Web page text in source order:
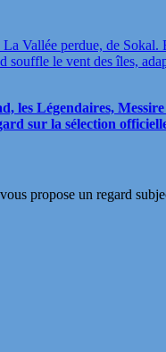
Vallée perdue, de Sokal.
souffle le vent des îles,
les Légendaires,
sur la sélection
propose un regard